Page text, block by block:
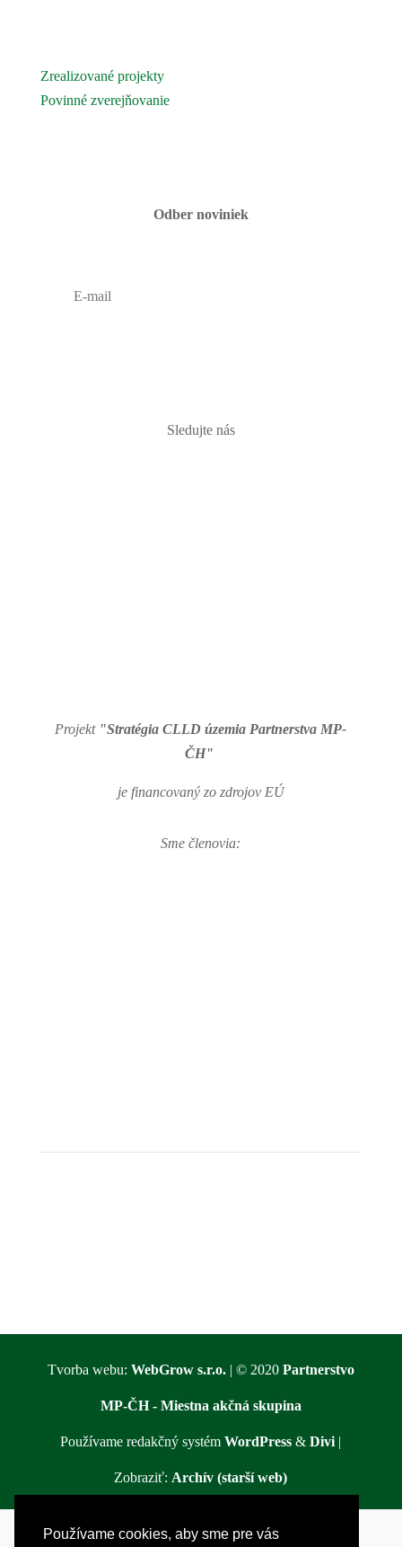
Používame cookies, aby sme pre vás
Zrealizované projekty
Povinné zverejňovanie
Odber noviniek
Sledujte nás
Projekt "Stratégia CLLD územia Partnerstva MP-
ČH"
je financovaný zo zdrojov EÚ
Sme členovia:
Tvorba webu: WebGrow s.r.o.| © 2020 Partnerstvo
MP-ČH - Miestna akčná skupina
Používame redakčný systémWordPress &Divi |
Zobraziť: Archív (starší web)